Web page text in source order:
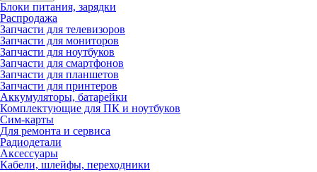
Блоки питания, зарядки
Распродажа
Запчасти для телевизоров
Запчасти для мониторов
Запчасти для ноутбуков
Запчасти для смартфонов
Запчасти для планшетов
Запчасти для принтеров
Аккумуляторы, батарейки
Комплектующие для ПК и ноутбуков
Сим-карты
Для ремонта и сервиса
Радиодетали
Аксессуары
Кабели, шлейфы, переходники